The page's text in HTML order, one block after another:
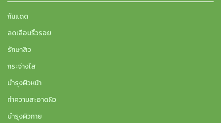
กันแดด
ลดเลือนริ้วรอย
รักษาสิว
กระจ่างใส
บำรุงผิวหน้า
ทำความสะอาดผิว
บำรุงผิวกาย